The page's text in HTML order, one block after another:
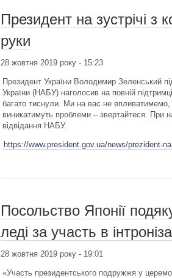
Президент на зустрічі
руки
28 жовтня 2019 року - 15:23
Президент України Володимир Зеленський
України (НАБУ) наголосив на повній
багато тиснули. Ми на вас не
виникатимуть проблеми – звертайтеся. При
відвідання НАБУ.
https://www.president.gov.ua/news/prezident-
Посольство Японії
леді за участь в
28 жовтня 2019 року - 19:01
«Участь президентського подружжя у